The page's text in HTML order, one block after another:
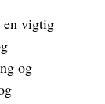
en vigtig
og